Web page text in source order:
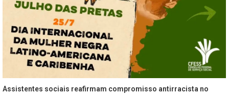
Assistentes sociais reafirmam compromisso antirracista no